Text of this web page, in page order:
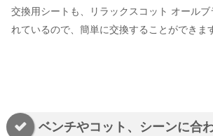
交換用シートも、リラックスコット オールブ
れているので、簡単に交換することができま
ベンチやコット、シーンに合